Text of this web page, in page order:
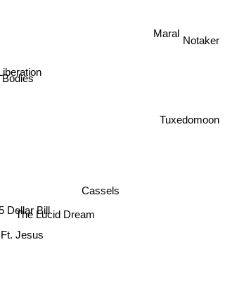
Ft. Jesus
Dollar Bill
The Lucid Dream
Cassels
Maral
Tuxedomoon